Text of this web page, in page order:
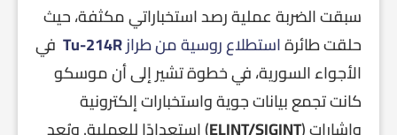
سبقت الضربة عملية رصد استخباراتي مكثفة، حيث
حلقت طائرةاستطلاع روسية من طرازTu-214R في
الأجواء السورية، في خطوة تشير إلى أن موسكو
كانت تجمع بيانات جوية واستخبارات إلكترونية
وإشارات (ELINT/SIGINT) استعدادًا للعملية. ويُعد